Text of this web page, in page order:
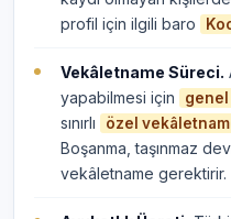
profil için ilgili baro
Vekâletname Süreci.
yapabilmesi için
sınırlı
özel
Boşanma, taşınmaz
vekâletname gerektirir.